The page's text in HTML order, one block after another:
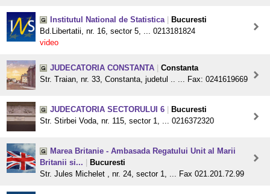
Institutul National de Statistica
Bucuresti
Bd.Libertatii, nr. 16, sector 5, ... 0213181824
video
JUDECATORIA CONSTANTA
Constanta
Str. Traian, nr. 33, Constanta, judetul .. ... Fax: 0241619669
JUDECATORIA SECTORULUI 6
Bucuresti
Str. Stirbei Voda, nr. 115, sector 1, ... 0216372320
Marea Britanie - Ambasada Regatului Unit al Marii
Britanii si...
Bucuresti
Str. Jules Michelet , nr. 24, sector 1, ... Fax 021.201.72.99